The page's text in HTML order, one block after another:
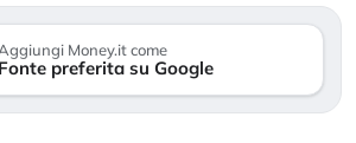
Money.it come
Fonte preferita su Google